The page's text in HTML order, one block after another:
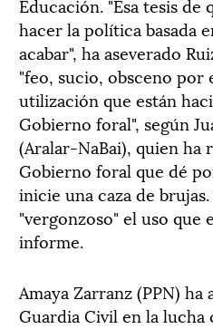
Educación. "Esa tesis de
hacer la política basada
acabar", ha aseverado
"feo, sucio, obsceno por
utilización que están
Gobierno foral", según
(Aralar-NaBai), quien ha
Gobierno foral que dé
inicie una caza de
"vergonzoso" el uso que
informe.
Amaya Zarranz (PPN)
Guardia Civil en la